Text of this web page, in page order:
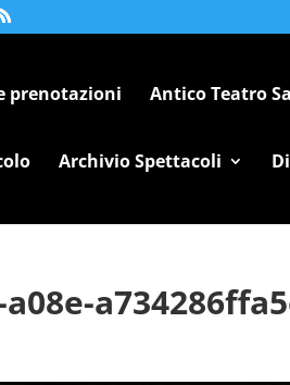
prenotazioni Antico Teatro
Archivio Spettacoli